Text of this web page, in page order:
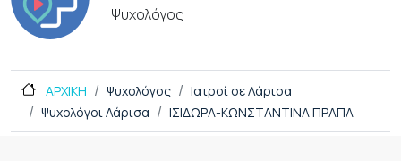
Ψυχολόγος
ΑΡΧΙΚΗ Ψυχολόγος
Ιατροί σε Λάρισα
Ψυχολόγοι Λάρισα
ΙΣΙΔΩΡΑ-ΚΩΝΣΤΑΝΤΙΝΑ ΠΡΑΠΑ